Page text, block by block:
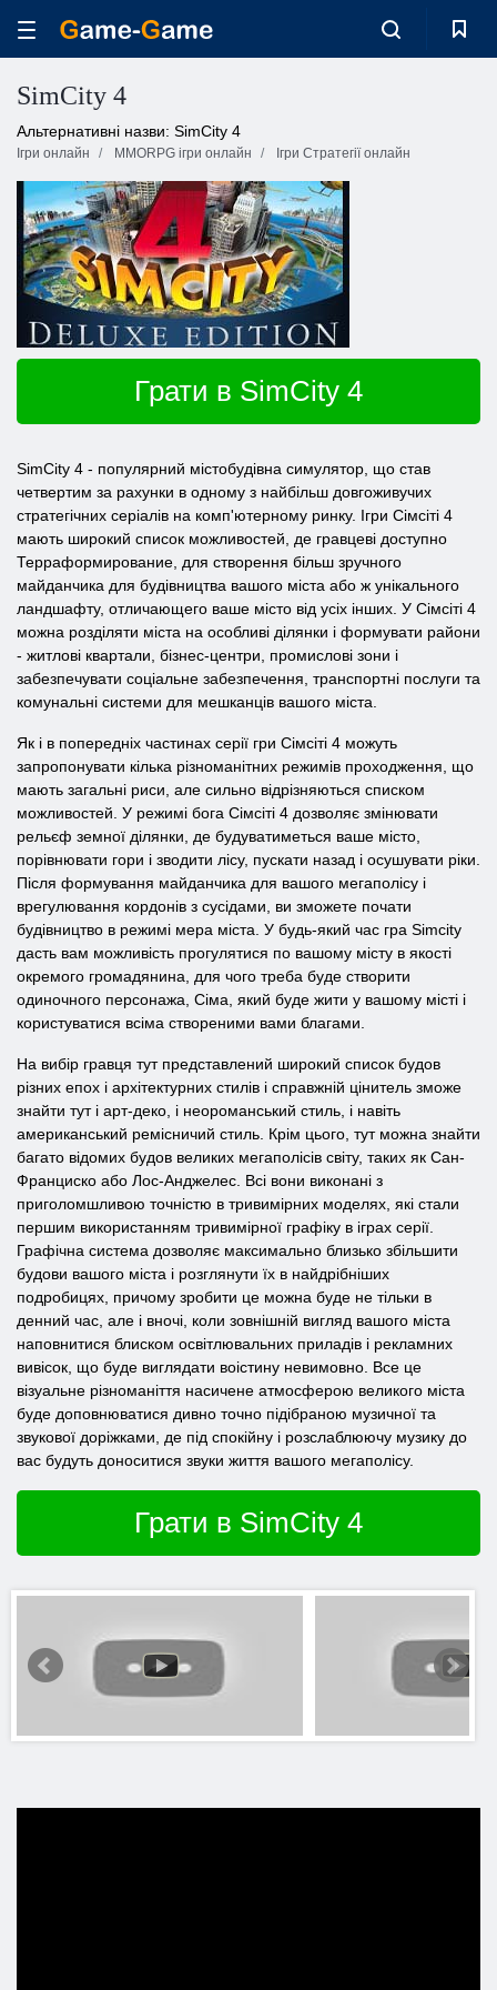
SimCity 4
Альтернативні назви: SimCity 4
Ігри онлайн MMORPG ігри онлайн Ігри Стратегії онлайн
Грати в SimCity 4
SimCity 4 - популярний містобудівна симулятор, що став
четвертим за рахунки в одному з найбільш довгоживучих
стратегічних серіалів на комп'ютерному ринку. Ігри Сімсіті 4
мають широкий список можливостей, де гравцеві доступно
Терраформирование, для створення більш зручного
майданчика для будівництва вашого міста або ж унікального
ландшафту, отличающего ваше місто від усіх інших. У Сімсіті 4
можна розділяти міста на особливі ділянки і формувати райони
- житлові квартали, бізнес-центри, промислові зони і
забезпечувати соціальне забезпечення, транспортні послуги та
комунальні системи для мешканців вашого міста.
Як і в попередніх частинах серії гри Сімсіті 4 можуть
запропонувати кілька різноманітних режимів проходження, що
мають загальні риси, але сильно відрізняються списком
можливостей. У режимі бога Сімсіті 4 дозволяє змінювати
рельєф земної ділянки, де будуватиметься ваше місто,
порівнювати гори і зводити лісу, пускати назад і осушувати ріки.
Після формування майданчика для вашого мегаполісу і
врегулювання кордонів з сусідами, ви зможете почати
будівництво в режимі мера міста. У будь-який час гра Simcity
дасть вам можливість прогулятися по вашому місту в якості
окремого громадянина, для чого треба буде створити
одиночного персонажа, Сіма, який буде жити у вашому місті і
користуватися всіма створеними вами благами.
На вибір гравця тут представлений широкий список будов
різних епох і архітектурних стилів і справжній цінитель зможе
знайти тут і арт-деко, і неороманський стиль, і навіть
американський ремісничий стиль. Крім цього, тут можна знайти
багато відомих будов великих мегаполісів світу, таких як Сан-
Франциско або Лос-Анджелес. Всі вони виконані з
приголомшливою точністю в тривимірних моделях, які стали
першим використанням тривимірної графіку в іграх серії.
Графічна система дозволяє максимально близько збільшити
будови вашого міста і розглянути їх в найдрібніших
подробицях, причому зробити це можна буде не тільки в
денний час, але і вночі, коли зовнішній вигляд вашого міста
наповнитися блиском освітлювальних приладів і рекламних
вивісок, що буде виглядати воістину невимовно. Все це
візуальне різноманіття насичене атмосферою великого міста
буде доповнюватися дивно точно підібраною музичної та
звукової доріжками, де під спокійну і розслаблюючу музику до
вас будуть доноситися звуки життя вашого мегаполісу.
Грати в SimCity 4